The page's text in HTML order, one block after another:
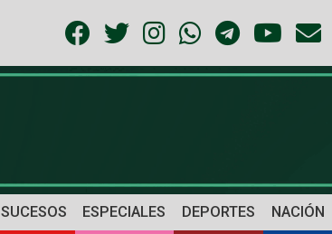
SUCESOS ESPECIALES DEPORTES NACIÓN